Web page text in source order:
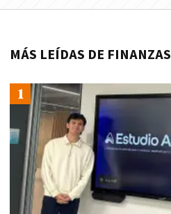
MÁS LEÍDAS DE FINANZAS